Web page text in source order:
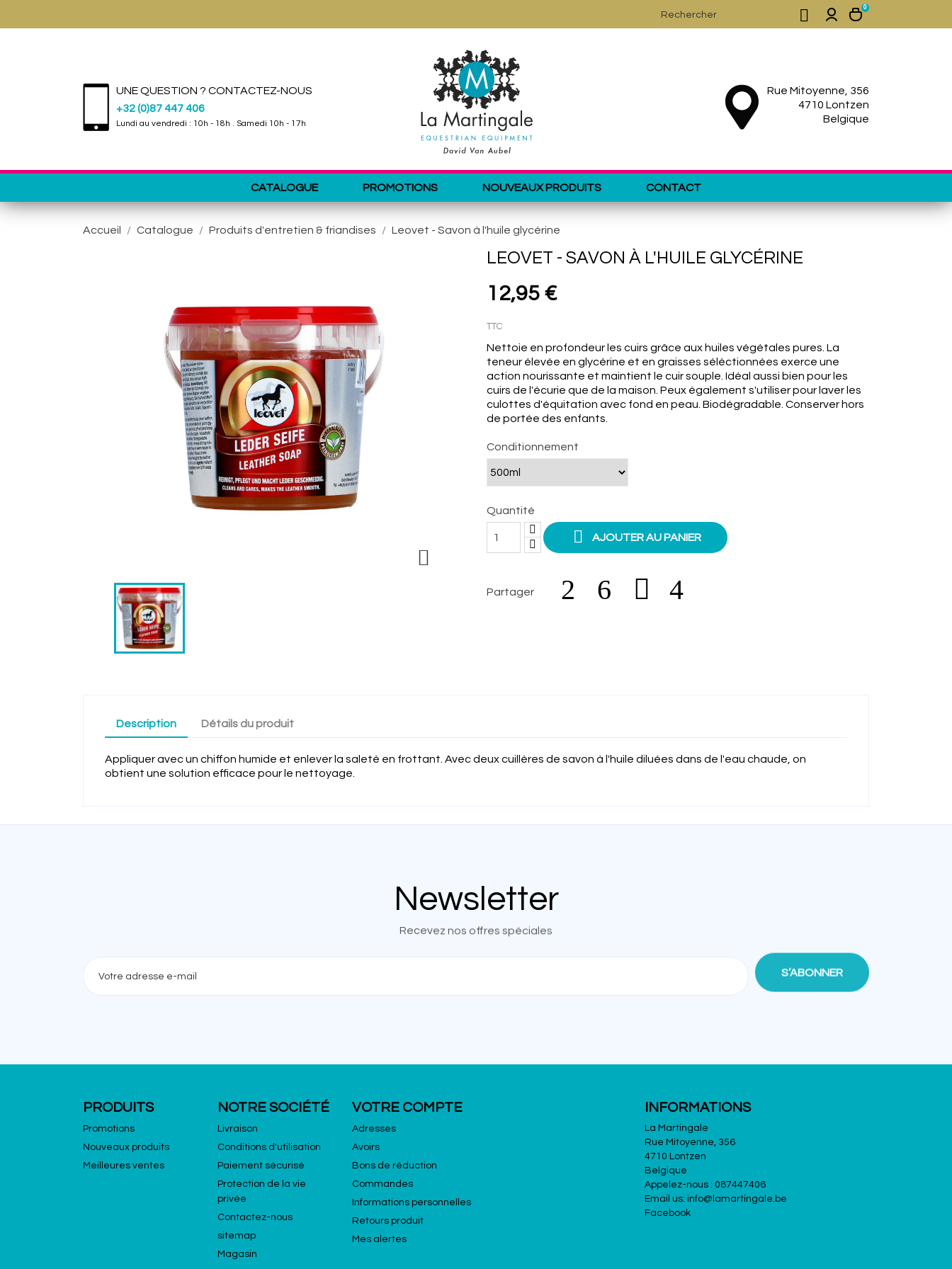
 0
UNE QUESTION ? CONTACTEZ-NOUS
+32 (0)87 447 406
Lundi au vendredi : 10h - 18h . Samedi 10h - 17h
Rue Mitoyenne, 356
4710 Lontzen
Belgique
CATALOGUE PROMOTIONS NOUVEAUX PRODUITS CONTACT
Accueil Catalogue Produits d'entretien & friandises Leovet - Savon à l'huile glycérine

LEOVET - SAVON À L'HUILE GLYCÉRINE
12,95 €
TTC
Nettoie en profondeur les cuirs grâce aux huiles végétales pures. La
teneur élevée en glycérine et en graisses séléctionnées exerce une
action nourissante et maintient le cuir souple. Idéal aussi bien pour les
cuirs de l'écurie que de la maison. Peux également s'utiliser pour laver les
culottes d'équitation avec fond en peau. Biodégradable. Conserver hors
de portée des enfants.
Conditionnement
Quantité
 AJOUTER AU PANIER
Partager
Description Détails du produit
Appliquer avec un chiffon humide et enlever la saleté en frottant. Avec deux cuillères de savon à l'huile diluées dans de l'eau chaude, on
obtient une solution efficace pour le nettoyage.
Newsletter
Recevez nos offres spéciales
PRODUITS
Promotions
Nouveaux produits
Meilleures ventes
NOTRE SOCIÉTÉ
Livraison
Conditions d'utilisation
Paiement sécurisé
Protection de la vie
privée
Contactez-nous
sitemap
Magasin
VOTRE COMPTE
Adresses
Avoirs
Bons de réduction
Commandes
Informations personnelles
Retours produit
Mes alertes
INFORMATIONS
La Martingale
Rue Mitoyenne, 356
4710 Lontzen
Belgique
Appelez-nous : 087447406
Email us: info@lamartingale.be
Facebook